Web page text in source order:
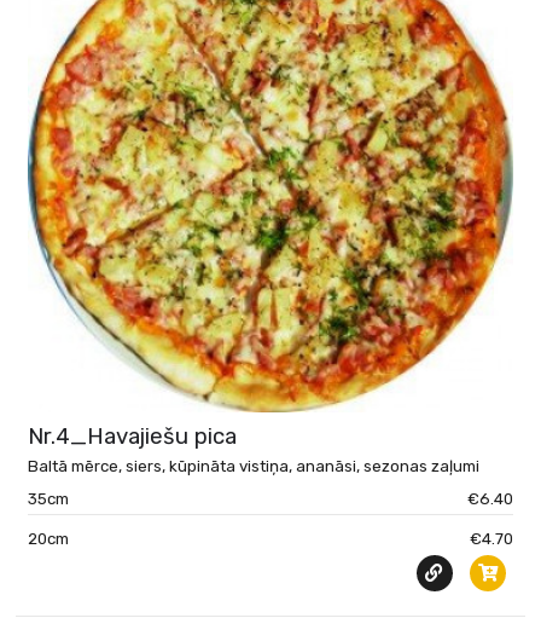
Nr.4_Havajiešu pica
Baltā mērce, siers, kūpināta vistiņa, ananāsi, sezonas zaļumi
35cm
€6.40
20cm €4.70